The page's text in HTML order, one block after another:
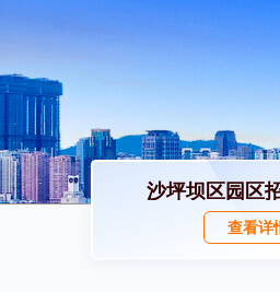
沙坪坝区园区
查看详